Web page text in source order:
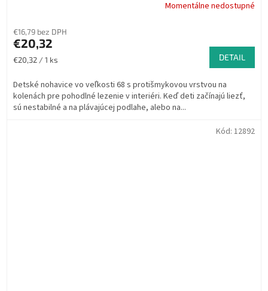
Momentálne nedostupné
€16,79 bez DPH
€20,32
Jednotková
€20,32 / 1 ks DETAIL
Detské nohavice vo veľkosti 68 s protišmykovou vrstvou na
kolenách pre pohodlné lezenie v interiéri. Keď deti začínajú liezť,
sú nestabilné a na plávajúcej podlahe, alebo na...
Kód: 12892